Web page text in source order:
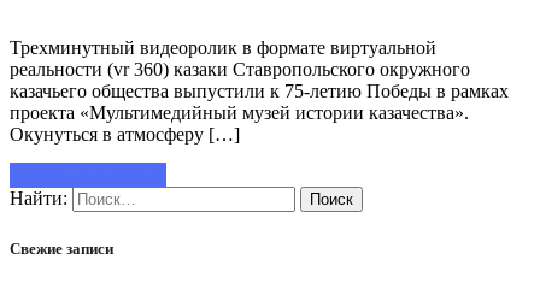
Трехминутный видеоролик в формате виртуальной
реальности (vr 360) казаки Ставропольского окружного
казачьего общества выпустили к 75-летию Победы в рамках
проекта «Мультимедийный музей истории казачества».
Окунуться в атмосферу […]
Найти:
Свежие записи